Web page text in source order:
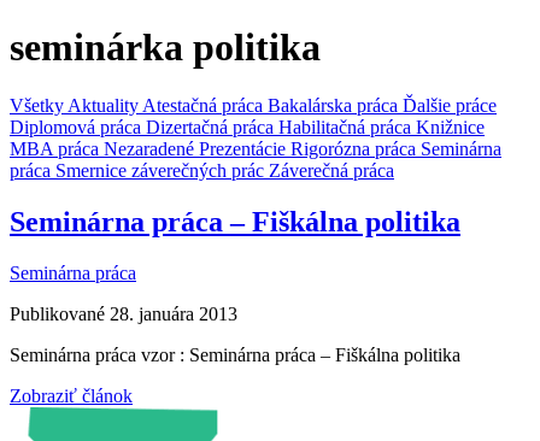
seminárka politika
Všetky Aktuality Atestačná práca Bakalárska práca Ďalšie práce
Diplomová práca Dizertačná práca Habilitačná práca Knižnice
MBA práca Nezaradené Prezentácie Rigorózna práca Seminárna
práca Smernice záverečných prác Záverečná práca
Seminárna práca – Fiškálna politika
Seminárna práca
Publikované 28. januára 2013
Seminárna práca vzor : Seminárna práca – Fiškálna politika
Zobraziť článok